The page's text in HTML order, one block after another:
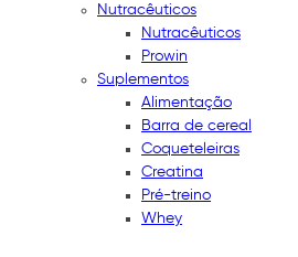
Nutracêuticos
Nutracêuticos
Prowin
Suplementos
Alimentação
Barra de cereal
Coqueteleiras
Creatina
Pré-treino
Whey